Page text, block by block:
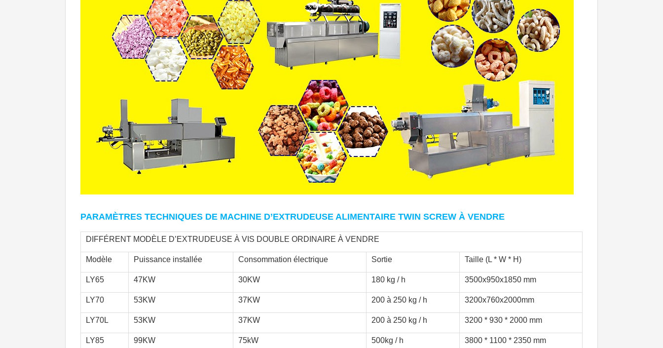
PARAMÈTRES TECHNIQUES DE MACHINE D’EXTRUDEUSE ALIMENTAIRE TWIN SCREW À VENDRE
DIFFÉRENT MODÈLE D’EXTRUDEUSE À VIS DOUBLE ORDINAIRE À VENDRE
Modèle Puissance installée Consommation électrique Sortie Taille (L * W * H)
LY65 47KW 30KW 180 kg / h 3500x950x1850 mm
LY70 53KW 37KW 200 à 250 kg / h 3200x760x2000mm
LY70L 53KW 37KW 200 à 250 kg / h 3200 * 930 * 2000 mm
LY85 99KW 75kW 500kg / h 3800 * 1100 * 2350 mm